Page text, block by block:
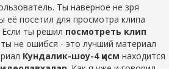
Ты наверное не зря
её посетил для просмотра клипа
Если ты решил посмотреть клип
не ошибся - это лучший материал
Кундалик-шоу-4 қисм находится